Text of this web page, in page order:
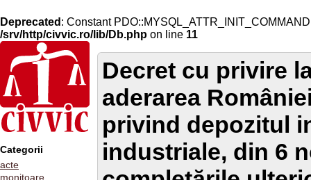
Deprecated : Constant
/srv/http/civvic.ro/lib/Db.php on line 11
Categorii
acte
monitoare
Decret cu privire
aderarea
privind depozitul
industriale, din 6